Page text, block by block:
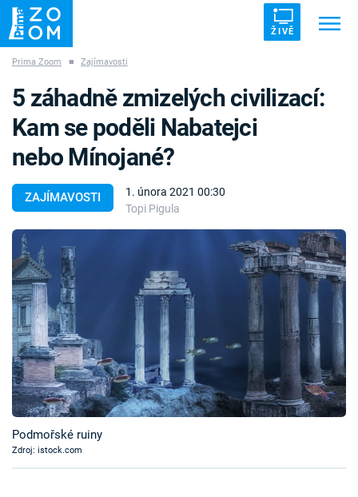
ŽIVĚ
ZÁHADY VETŘELCI DÁVNOVĚKU
Témata
Témata
Pořady
TV Program
Časopis
Sledujte prima+
Prima Zoom ■ Zajímavosti
ZAJÍMAVOSTI
1. února 2021 00:30
Topi Pigula
5 záhadně zmizelých civilizací:
Kam se poděli Nabatejci
nebo Mínojané?
Podmořské ruiny
Zdroj: istock.com